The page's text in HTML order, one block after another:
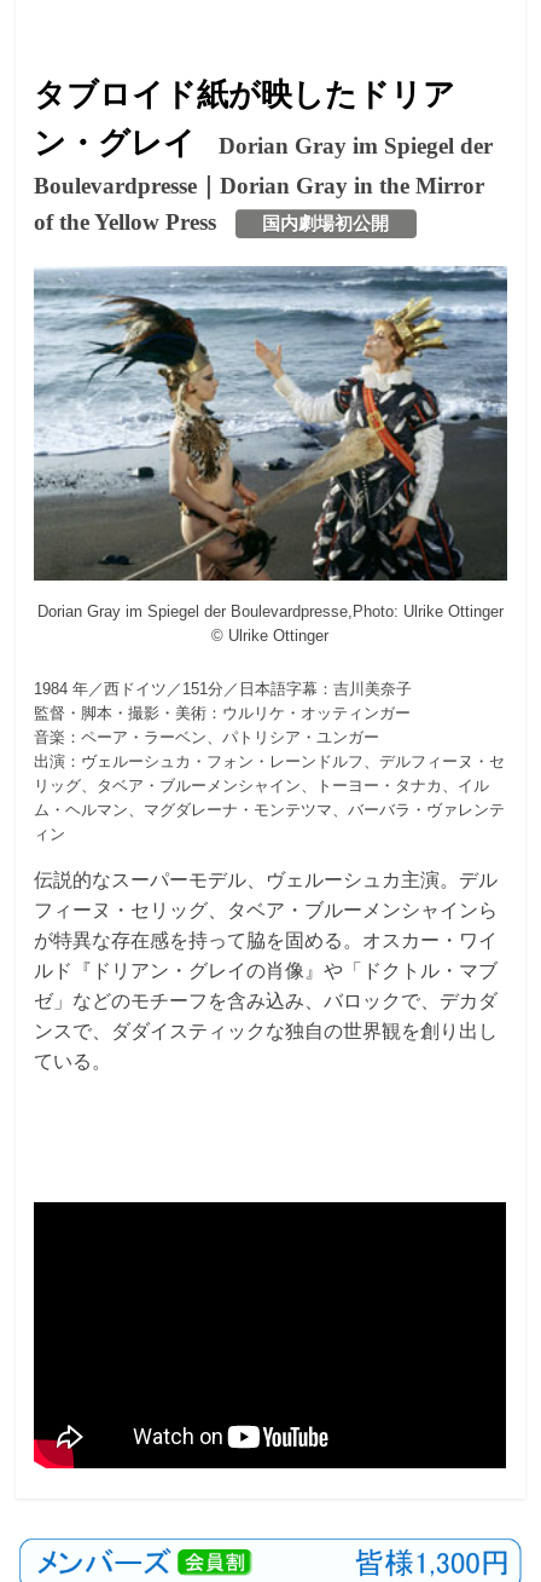
タブロイド紙が映したドリア
ン・グレイ
Dorian Gray im Spiegel der
Boulevardpresse｜Dorian Gray in the Mirror
of the Yellow Press
国内劇場初公開
Dorian Gray im Spiegel der Boulevardpresse,Photo: Ulrike Ottinger
© Ulrike Ottinger
1984 年／西ドイツ／151分／日本語字幕：吉川美奈子
監督・脚本・撮影・美術：ウルリケ・オッティンガー
音楽：ペーア・ラーベン、パトリシア・ユンガー
出演：ヴェルーシュカ・フォン・レーンドルフ、デルフィーヌ・セ
リッグ、タベア・ブルーメンシャイン、トーヨー・タナカ、イル
ム・ヘルマン、マグダレーナ・モンテツマ、バーバラ・ヴァレンテ
ィン
伝説的なスーパーモデル、ヴェルーシュカ主演。デル
フィーヌ・セリッグ、タベア・ブルーメンシャインら
が特異な存在感を持って脇を固める。オスカー・ワイ
ルド『ドリアン・グレイの肖像』や「ドクトル・マブ
ゼ」などのモチーフを含み込み、バロックで、デカダ
ンスで、ダダイスティックな独自の世界観を創り出し
ている。